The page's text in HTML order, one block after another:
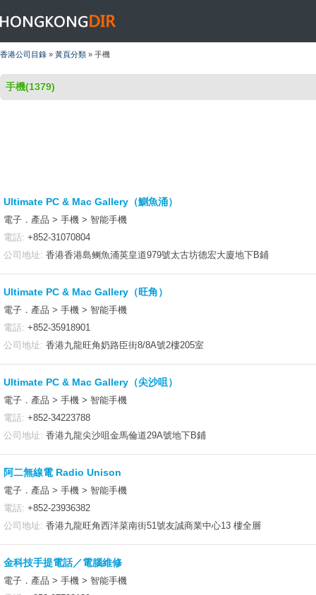
HONGKONGDIR
香港公司目錄 » 黃頁分類 » 手機
手機(1379)
Ultimate PC & Mac Gallery（鰂魚涌）
電子．產品 > 手機 > 智能手機
電話: +852-31070804
公司地址: 香港香港島鲗魚涌英皇道979號太古坊德宏大廈‎地下B鋪
Ultimate PC & Mac Gallery（旺角）
電子．產品 > 手機 > 智能手機
電話: +852-35918901
公司地址: 香港九龍旺角奶路臣街8/8A號2樓205室
Ultimate PC & Mac Gallery（尖沙咀）
電子．產品 > 手機 > 智能手機
電話: +852-34223788
公司地址: 香港九龍尖沙咀金馬倫道29A號地下B鋪
阿二無線電 Radio Unison
電子．產品 > 手機 > 智能手機
電話: +852-23936382
公司地址: 香港九龍旺角西洋菜南街51號友誠商業中心13 樓全層
金科技手提電話／電腦維修
電子．產品 > 手機 > 智能手機